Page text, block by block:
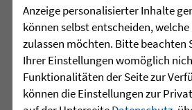
nicht mit einer Entfernung,
dem Schritt aus der eigenen
Komfortzone. Für eine
Menschen aus dem
Kleintobel führte dieser
zum Outward ...
Anzeige personalisierter Inhalte
können selbst entscheiden,
zulassen möchten. Bitte beachten
Ihrer Einstellungen womöglich
Funktionalitäten der Seite zur
können die Einstellungen zur